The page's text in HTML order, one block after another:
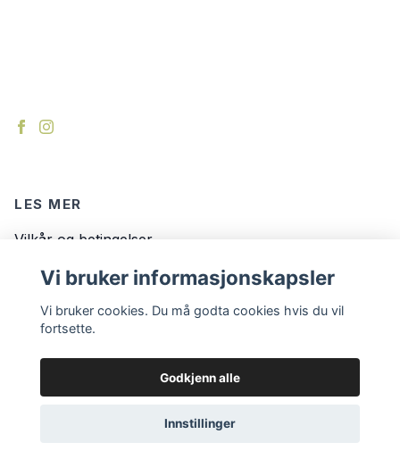
LES MER
Vilkår og betingelser
Kontakt
© 2026 Monolo
Vi bruker informasjonskapsler
Vi bruker cookies. Du må godta cookies hvis du vil
fortsette.
Godkjenn alle
Innstillinger